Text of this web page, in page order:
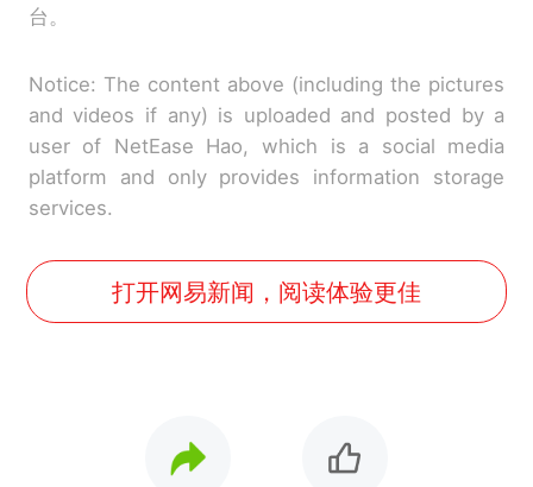
台。
Notice: The content above (including the pictures
and videos if any) is uploaded and posted by a
user of NetEase Hao, which is a social media
platform and only provides information storage
services.
打开网易新闻，阅读体验更佳